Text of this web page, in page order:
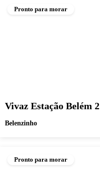
Pronto para morar
Vivaz Estação Belém 2
Belenzinho
Pronto para morar